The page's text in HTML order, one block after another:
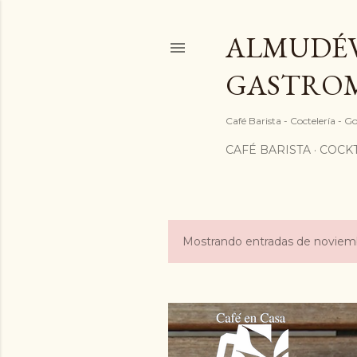
Café Barista - Coctelería -
CAFÉ BARISTA
E
t
r
Mostrando entradas de